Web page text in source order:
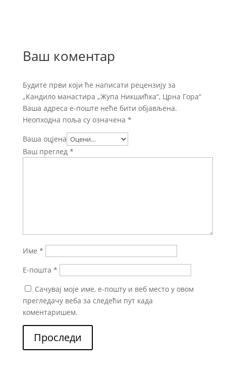
Ваш коментар
Будите први који ће написати рецензију за
„Кандило манастира „Жупа Никшићка“, Црна Гора“
Ваша адреса е-поште неће бити објављена.
Неопходна поља су означена *
Ваша оцјена
Ваш преглед *
Име *
Е-пошта *
Сачувај моје име, е-пошту и веб место у овом
прегледачу веба за следећи пут када
коментаришем.
Проследи